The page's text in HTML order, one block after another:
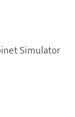
Simulator